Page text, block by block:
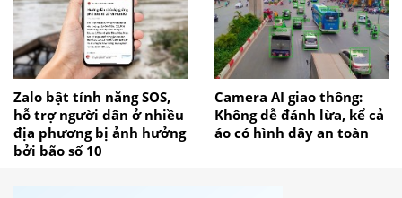
Zalo bật tính năng SOS,
hỗ trợ người dân ở nhiều
địa phương bị ảnh hưởng
bởi bão số 10
Camera AI giao thông:
Không dễ đánh lừa, kể cả
áo có hình dây an toàn